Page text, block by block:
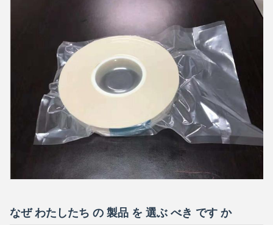
なぜ わたしたち の 製品 を 選ぶ べき です か